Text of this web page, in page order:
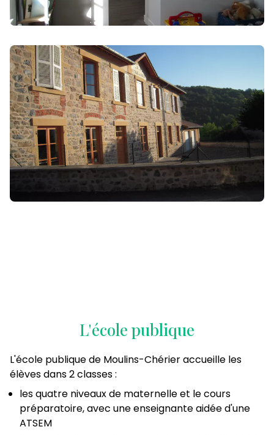
L'école publique
L'école publique de Moulins-Chérier accueille les
élèves dans 2 classes :
les quatre niveaux de maternelle et le cours
préparatoire, avec une enseignante aidée d'une
ATSEM